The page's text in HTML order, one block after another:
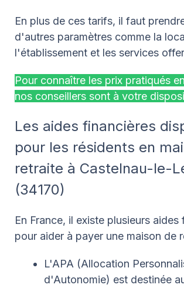
En plus de ces tarifs, il faut
d'autres paramètres comme la
l'établissement et les services
Pour connaître les prix pratiqués
nos conseillers sont à votre
Les aides financières
pour les résidents en
retraite à Castelnau-le-
(34170)
En France, il existe plusieurs aides
pour aider à payer une maison de
L'APA (Allocation
d'Autonomie) est destinée